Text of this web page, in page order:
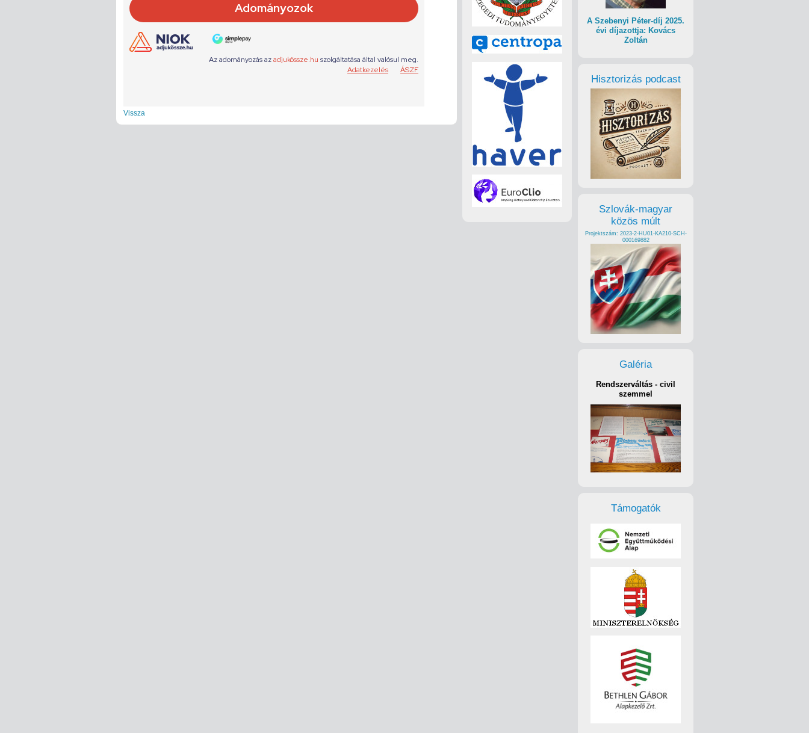
Vissza
A Szebenyi Péter-díj 2025.
évi díjazottja: Kovács
Zoltán
Hisztorizás podcast
Szlovák-magyar
közös múlt
Projektszám: 2023-2-HU01-KA210-SCH-
000169882
Galéria
Rendszerváltás - civil
szemmel
Támogatók